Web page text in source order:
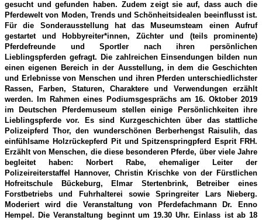
gesucht und gefunden haben. Zudem zeigt sie auf, dass auch die
Pferdewelt von Moden, Trends und Schönheitsidealen beeinflusst ist.
Für die Sonderausstellung hat das Museumsteam einen Aufruf
gestartet und Hobbyreiter*innen, Züchter und (teils prominente)
Pferdefreunde und Sportler nach ihren persönlichen
Lieblingspferden gefragt. Die zahlreichen Einsendungen bilden nun
einen eigenen Bereich in der Ausstellung, in dem die Geschichten
und Erlebnisse von Menschen und ihren Pferden unterschiedlichster
Rassen, Farben, Staturen, Charaktere und Verwendungen erzählt
werden. Im Rahmen eines Podiumsgesprächs am 16. Oktober 2019
im Deutschen Pferdemuseum stellen einige Persönlichkeiten ihre
Lieblingspferde vor. Es sind Kurzgeschichten über das stattliche
Polizeipferd Thor, den wunderschönen Berberhengst Raisulih, das
einfühlsame Holzrückepferd Pit und Spitzenspringpferd Esprit FRH.
Erzählt von Menschen, die diese besonderen Pferde, über viele Jahre
begleitet haben: Norbert Rabe, ehemaliger Leiter der
Polizeireiterstaffel Hannover, Christin Krischke von der Fürstlichen
Hofreitschule Bückeburg, Elmar Stertenbrink, Betreiber eines
Forstbetriebs und Fuhrhalterei sowie Springreiter Lars Nieberg.
Moderiert wird die Veranstaltung von Pferdefachmann Dr. Enno
Hempel. Die Veranstaltung beginnt um 19.30 Uhr. Einlass ist ab 18